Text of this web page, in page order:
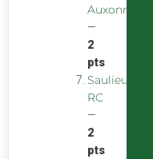
Auxonnais
—
2
pts
Saulieu
RC
—
2
pts